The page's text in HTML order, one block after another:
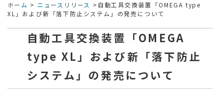
ホーム > ニュースリリース >自動工具交換装置「OMEGA type
XL」および新「落下防止システム」の発売について
自動工具交換装置「OMEGA
type XL」および新「落下防止
システム」の発売について